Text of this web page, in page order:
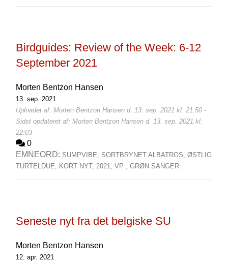
Birdguides: Review of the Week: 6-12
September 2021
Morten Bentzon Hansen
13. sep. 2021
Uploadet af: Morten Bentzon Hansen d. 13. sep. 2021 kl. 21:50 -
Sidst opdateret af: Morten Bentzon Hansen d. 13. sep. 2021 kl.
22:03
0
EMNEORD: SUMPVIBE, SORTBRYNET ALBATROS, ØSTLIG
TURTELDUE, KORT NYT, 2021, VP , GRØN SANGER
Seneste nyt fra det belgiske SU
Morten Bentzon Hansen
12. apr. 2021